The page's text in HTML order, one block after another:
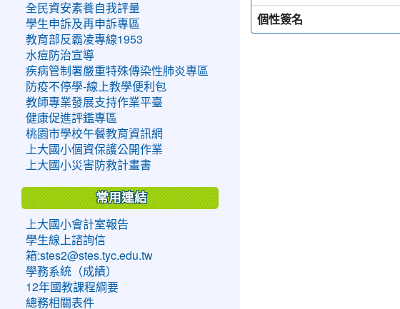
個性簽名
全民資安素養自我評量
學生申訴及再申訴專區
教育部反霸凌專線1953
水痘防治宣導
疾病管制署嚴重特殊傳染性肺炎專區
防疫不停學-線上教學便利包
教師專業發展支持作業平臺
健康促進評鑑專區
桃園市學校午餐教育資訊網
上大國小個資保護公開作業
上大國小災害防救計畫書
常用連結
上大國小會計室報告
學生線上諮詢信
箱:stes2@stes.tyc.edu.tw
學務系統（成績）
12年國教課程綱要
總務相關表件